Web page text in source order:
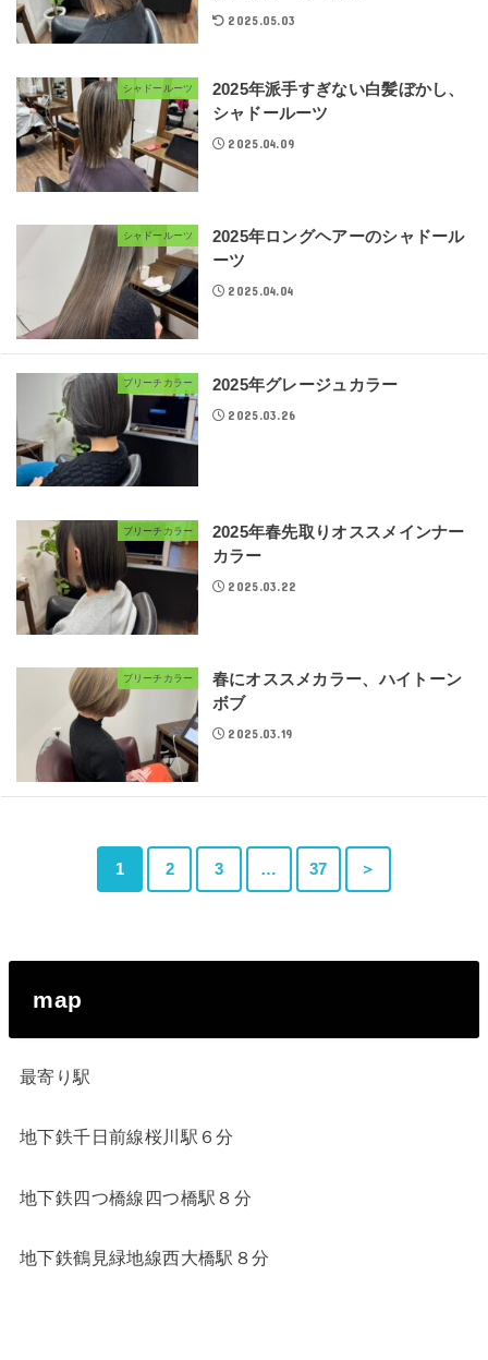
2025.05.03
シャドールーツ
2025年派手すぎない白髪ぼかし、
シャドールーツ
2025.04.09
シャドールーツ
2025年ロングヘアーのシャドール
ーツ
2025.04.04
ブリーチカラー 2025年グレージュカラー
2025.03.26
ブリーチカラー
2025年春先取りオススメインナー
カラー
2025.03.22
ブリーチカラー
春にオススメカラー、ハイトーン
ボブ
2025.03.19
1 2 3 … 37 ＞
map
最寄り駅
地下鉄千日前線桜川駅６分
地下鉄四つ橋線四つ橋駅８分
地下鉄鶴見緑地線西大橋駅８分